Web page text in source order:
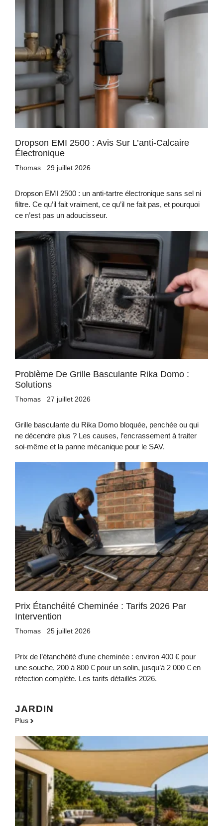
Dropson EMI 2500 : Avis Sur L’anti-Calcaire
Électronique
Thomas 29 juillet 2026
Dropson EMI 2500 : un anti-tartre électronique sans sel ni
filtre. Ce qu’il fait vraiment, ce qu’il ne fait pas, et pourquoi
ce n’est pas un adoucisseur.
Problème De Grille Basculante Rika Domo :
Solutions
Thomas 27 juillet 2026
Grille basculante du Rika Domo bloquée, penchée ou qui
ne décendre plus ? Les causes, l’encrassement à traiter
soi-même et la panne mécanique pour le SAV.
Prix Étanchéité Cheminée : Tarifs 2026 Par
Intervention
Thomas 25 juillet 2026
Prix de l’étanchéité d’une cheminée : environ 400 € pour
une souche, 200 à 800 € pour un solin, jusqu’à 2 000 € en
réfection complète. Les tarifs détaillés 2026.
JARDIN
Plus